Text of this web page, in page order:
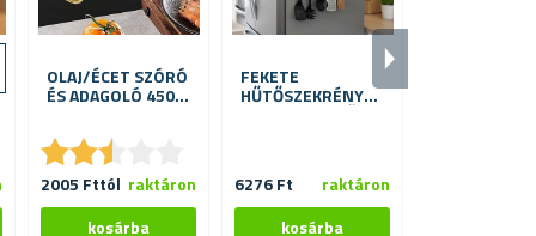
OLAJ/ÉCET SZÓRÓ
ÉS ADAGOLÓ 450
★★★
★★★
2005 Fttól raktáron
FEKETE
HŰTŐSZEKRÉNY
6276 Ft raktáron